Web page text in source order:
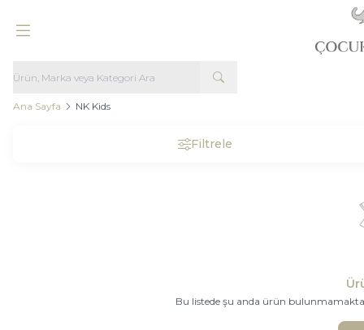
Ana Sayfa NK Kids
Filtrele
Bu listede şu anda ürün